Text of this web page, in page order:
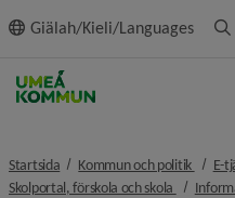
innehållet
Giälah/Kieli/Languages
Startsida Kommun och politik nivå i
E-
Skolportal, förskola och skola
nivå i